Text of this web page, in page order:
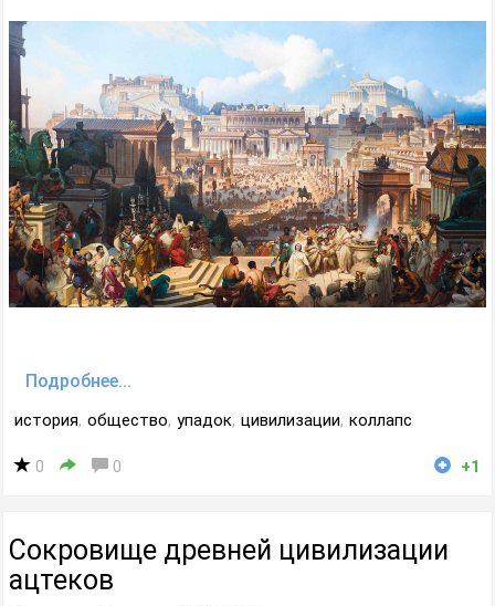
Подробнее...
история, общество, упадок, цивилизации, коллапс
0 0 +1
Сокровище древней цивилизации
ацтеков